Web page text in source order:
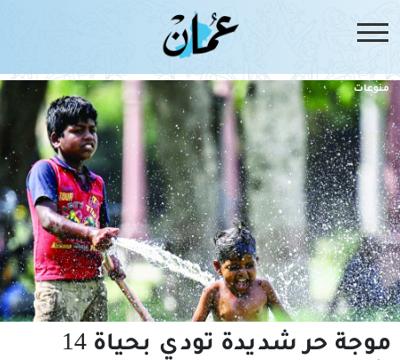
منوعات
موجة حر شديدة تودي بحياة 14